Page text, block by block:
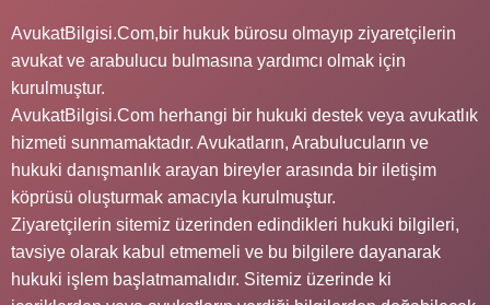
AvukatBilgisi.Com,bir hukuk bürosu olmayıp ziyaretçilerin
avukat ve arabulucu bulmasına yardımcı olmak için
kurulmuştur.
AvukatBilgisi.Com herhangi bir hukuki destek veya avukatlık
hizmeti sunmamaktadır. Avukatların, Arabulucuların ve
hukuki danışmanlık arayan bireyler arasında bir iletişim
köprüsü oluşturmak amacıyla kurulmuştur.
Ziyaretçilerin sitemiz üzerinden edindikleri hukuki bilgileri,
tavsiye olarak kabul etmemeli ve bu bilgilere dayanarak
hukuki işlem başlatmamalıdır. Sitemiz üzerinde ki